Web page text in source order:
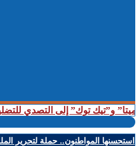
و”تيك توك” إلى التصدي
استحسنها المواطنون.. حملة لتحرير